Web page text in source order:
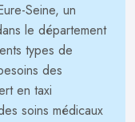
Seine, un
le département
types de
des
en taxi
soins médicaux